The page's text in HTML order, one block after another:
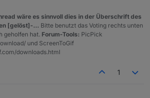
wäre es sinnvoll dies in der Überschrift des
[gelöst]-... Bitte benutzt das Voting rechts unten
geholfen hat. Forum-Tools: PicPick
und ScreenToGif
downloads.html
1